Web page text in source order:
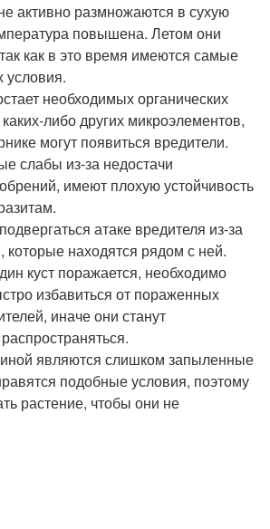
активно размножаются в сухую
повышена. Летом они
как в это время имеются самые
условия.
необходимых органических
либо других микроэлементов,
могут появиться вредители.
слабы из-за недостачи
имеют плохую устойчивость
атаке вредителя из-за
которые находятся рядом с ней.
куст поражается, необходимо
избавиться от пораженных
иначе они станут
являются слишком запыленные
подобные условия, поэтому
растение, чтобы они не